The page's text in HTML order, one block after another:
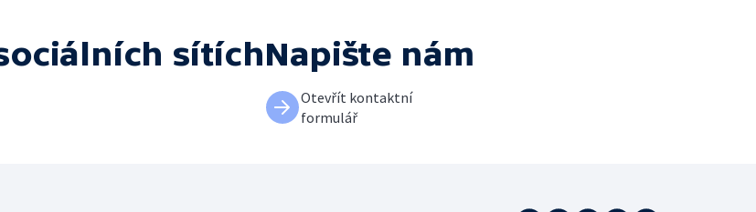
sítíchNapište nám
Otevřít kontaktní
formulář